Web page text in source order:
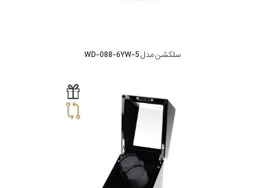
سلکشن مدل WD-088-6YW-5